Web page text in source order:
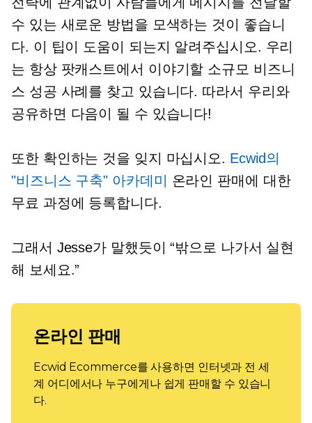
수 있는 새로운 방법을 모색하는 것이 좋습니
다. 이 팁이 도움이 되는지 알려주십시오. 우리
는 항상 팟캐스트에서 이야기할 소규모 비즈니
스 성공 사례를 찾고 있습니다. 따라서 우리와
공유하면 다음이 될 수 있습니다!
또한 확인하는 것을 잊지 마십시오. Ecwid의
"비즈니스 구축" 아카데미
온라인 판매에 대한
무료 과정에 등록합니다.
그래서 Jesse가 말했듯이 “밖으로 나가서 실현
해 보세요.”
온라인 판매
Ecwid Ecommerce를 사용하면 인터넷과 전 세
계 어디에서나 누구에게나 쉽게 판매할 수 있습니
다.